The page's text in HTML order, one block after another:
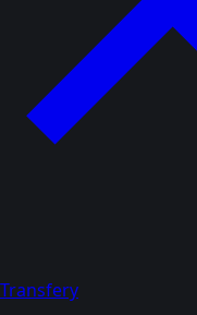
Transfery